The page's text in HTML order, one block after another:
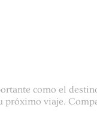
como el
próximo viaje.